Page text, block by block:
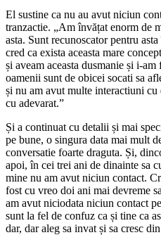
El sustine ca nu au avut niciun
tranzactie. „Am învățat enorm de
asta. Sunt recunoscator pentru
cred ca exista aceasta mare
și aveam aceasta dusmanie și i-
oamenii sunt de obicei socati sa
și nu am avut multe interactiuni
cu adevarat.”
Și a continuat cu detalii și mai
pe bune, o singura data mai mult
conversatie foarte draguta. Și,
apoi, în cei trei ani de dinainte sa
mine nu am avut niciun contact.
fost cu vreo doi ani mai devreme
am avut niciodata niciun contact
sunt la fel de confuz ca și tine ca
dar, dar aleg sa invat și sa cresc